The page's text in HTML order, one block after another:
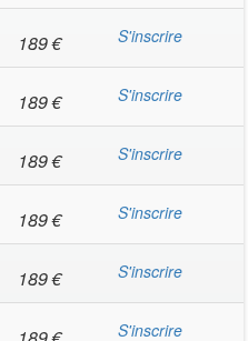
189€ S'inscrire
189€ S'inscrire
189€ S'inscrire
189€ S'inscrire
189€ S'inscrire
S'inscrire